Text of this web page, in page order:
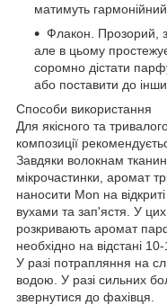
матимуть
Флакон. Прозорий,
але в цьому
соромно дістати
або поставити до
Способи використання
Для якісного та
композиції
Завдяки волокнам
мікрочастинки, аромат
наносити Mon на
вухами та зап'ястя. У
розкривають аромат
необхідно на відстані
У разі потрапляння на
водою. У разі сильних
звернутися до фахівця.